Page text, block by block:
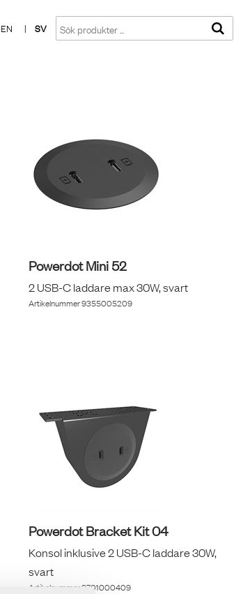
EN | SV
Powerdot Mini 52
2 USB-C laddare max 30W, svart
Artikelnummer9355005209
Powerdot Bracket Kit 04
Konsol inklusive 2 USB-C laddare 30W,
svart
Artikelnummer9701000409